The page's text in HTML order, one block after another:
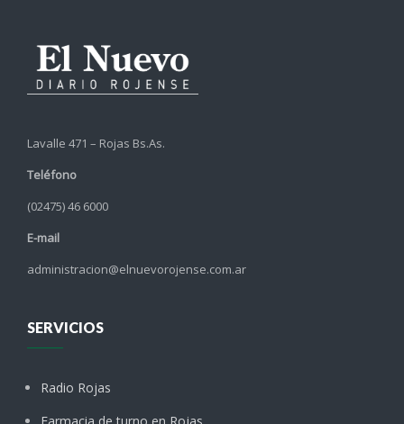
Lavalle 471 – Rojas Bs.As.
Teléfono
(02475) 46 6000
E-mail
administracion@elnuevorojense.com.ar
SERVICIOS
Radio Rojas